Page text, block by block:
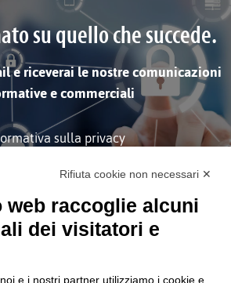
su quello che succede.
e riceverai le nostre comunicazioni
e commerciali
sulla privacy
ISCRIVITI
Rifiuta cookie non necessari ✕
web raccoglie alcuni
dei visitatori e
e i nostri partner utilizziamo i cookie e